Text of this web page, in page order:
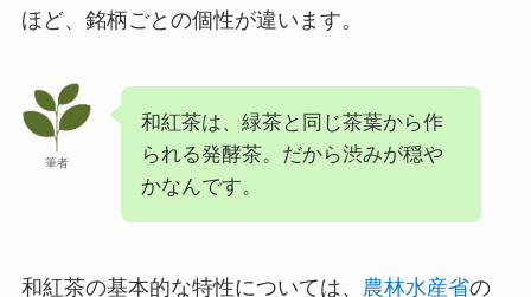
ほど、銘柄ごとの個性が違います。
筆者
和紅茶は、緑茶と同じ茶葉から作
られる発酵茶。だから渋みが穏や
かなんです。
和紅茶の基本的な特性については、 農林水産省の